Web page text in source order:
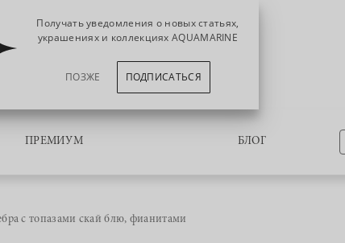
ПРЕМИУМ БЛОГ
с топазами скай блю, фианитами
Получать уведомления о новых статьях,
украшениях и коллекциях AQUAMARINE
ПОЗЖЕ ПОДПИСАТЬСЯ